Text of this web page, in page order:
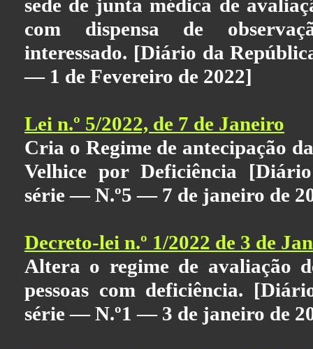
sede de junta médica de
com dispensa de
interessado. [Diário da
— 1 de Fevereiro de 2022]
Lei n.º 5/2022, de 7 de Janeiro
Cria o Regime de antecipação
Velhice por Deficiência
série — N.º5 — 7 de janeiro de
Decreto-lei n.º 1/2022 de 3 de
Altera o regime de avaliação
pessoas com deficiência.
série — N.º1 — 3 de janeiro de